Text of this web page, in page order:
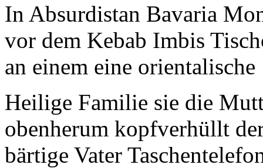
In Absurdistan Bavaria
vor dem Kebab Imbis
an einem eine orientalische
Heilige Familie sie die
obenherum kopfverhüllt
bärtige Vater